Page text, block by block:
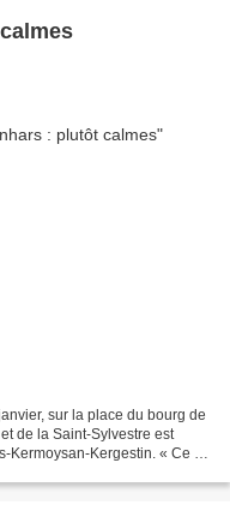
sur la place du bourg de
de la Saint-Sylvestre est
Kermoysan-Kergestin. « Ce fut